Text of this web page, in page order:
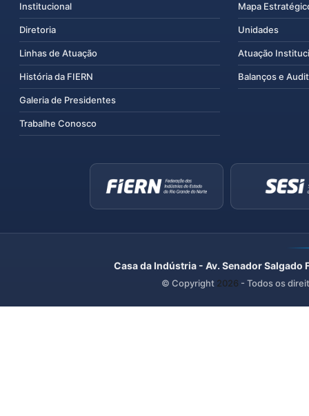
Institucional
Diretoria
Linhas de Atuação
História da FIERN
Galeria de Presidentes
Trabalhe Conosco
Mapa
Unidades
Atuação
Balanços e
Casa da Indústria - Av. Senador
© Copyright 2026 - Todos os